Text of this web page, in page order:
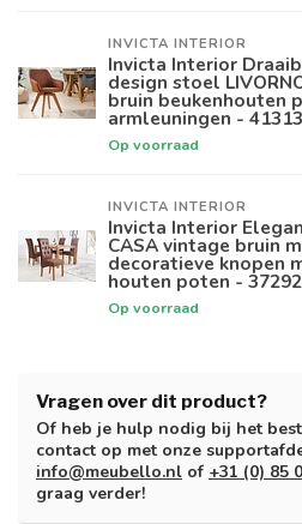
INVICTA INTERIOR
Invicta Interior
design stoel
bruin beukenhouten
armleuningen - 41313
Op voorraad
INVICTA INTERIOR
Invicta Interior
CASA vintage bruin
decoratieve knopen
houten poten - 37292
Op voorraad
Vragen over dit product?
Of heb je hulp nodig bij het
contact op met onze
info@meubello.nl of +31 (0) 85
graag verder!